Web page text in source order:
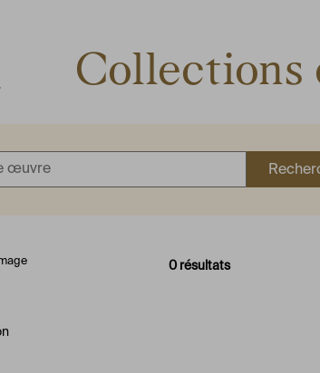
au contenu
au contenu
Collections
0 résultats